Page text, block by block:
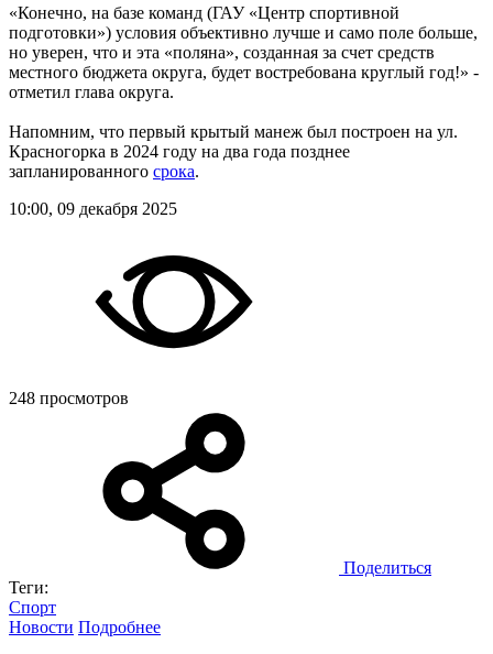
«Конечно, на базе команд (ГАУ «Центр спортивной
подготовки») условия объективно лучше и само поле больше,
но уверен, что и эта «поляна», созданная за счет средств
местного бюджета округа, будет востребована круглый год!» -
отметил глава округа.
Напомним, что первый крытый манеж был построен на ул.
Красногорка в 2024 году на два года позднее
запланированного срока.
10:00, 09 декабря 2025
248 просмотров
Поделиться
Теги:
Спорт
Новости Подробнее